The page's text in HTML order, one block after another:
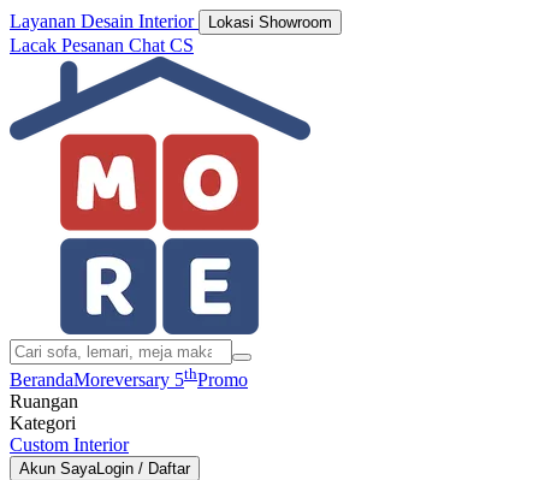
Layanan Desain Interior Lokasi Showroom
Lacak Pesanan Chat CS
BerandaMoreversary 5thPromo
Ruangan
Kategori
Custom Interior
Akun SayaLogin / Daftar